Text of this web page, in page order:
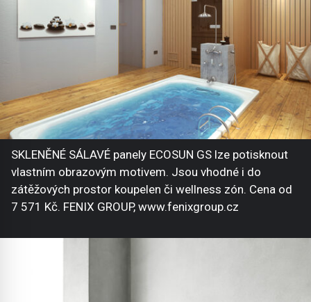
SKLENĚNÉ SÁLAVÉ panely ECOSUN GS lze potisknout
vlastním obrazovým motivem. Jsou vhodné i do
zátěžových prostor koupelen či wellness zón. Cena od
7 571 Kč. FENIX GROUP, www.fenixgroup.cz